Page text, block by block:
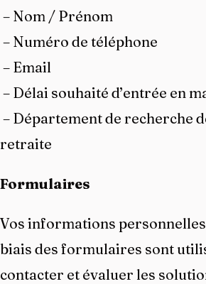
– Nom / Prénom
– Numéro de téléphone
– Email
– Délai souhaité d’entrée en
– Département de recherche
retraite
Formulaires
Vos informations
biais des formulaires sont
contacter et évaluer les